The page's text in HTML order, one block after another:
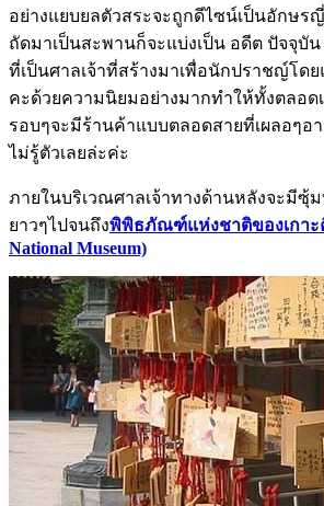
อย่างแยบยลตัวสระจะถูกดีไซน์เป็นอักษร
ถัดมาเป็นสะพานก็จะแบ่งเป็น อดีต ปัจจุบั
ที่เป็นศาลเจ้าที่สร้างมาเพื่อนักปราชญ์โด
คะด้วยความนิยมอย่างมากทำให้ทั้งตลอด
รอบๆจะมีร้านค้าแบบตลอดสายที่เผลอๆอ
ไม่รู้ตัวเลยล่ะค่ะ
ภายในบริเวณศาลเจ้าทางด้านหลังจะมีซุ้
ยาวๆไปจนถึงพิพิธภัณฑ์แห่งชาติของเกาะ
National Museum)